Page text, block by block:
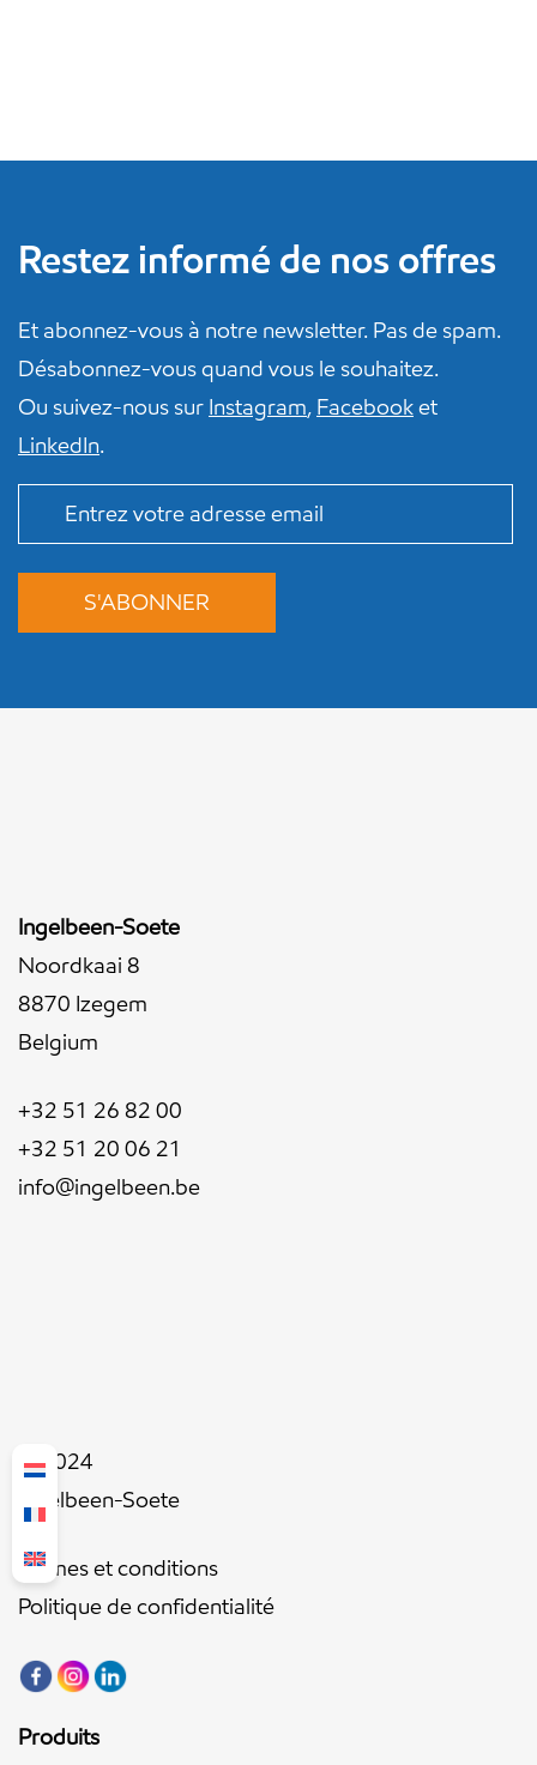
Restez informé de nos offres
Et abonnez-vous à notre newsletter. Pas de spam.
Désabonnez-vous quand vous le souhaitez.
Ou suivez-nous sur Instagram, Facebooket
LinkedIn.
Ingelbeen-Soete
Noordkaai 8
8870 Izegem
Belgium
+32 51 26 82 00
+32 51 20 06 21
info@ingelbeen.be
© 2024
Ingelbeen-Soete
Termes et conditions
Politique de confidentialité
Produits